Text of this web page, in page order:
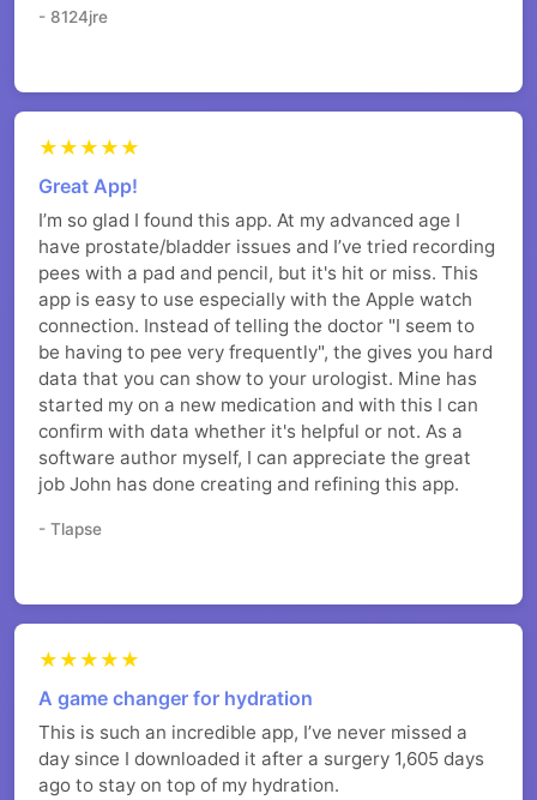
- 8124jre
★★★★★
Great App!
I’m so glad I found this app. At my advanced age I
have prostate/bladder issues and I’ve tried recording
pees with a pad and pencil, but it's hit or miss. This
app is easy to use especially with the Apple watch
connection. Instead of telling the doctor "I seem to
be having to pee very frequently", the gives you hard
data that you can show to your urologist. Mine has
started my on a new medication and with this I can
confirm with data whether it's helpful or not. As a
software author myself, I can appreciate the great
job John has done creating and refining this app.
- Tlapse
★★★★★
A game changer for hydration
This is such an incredible app, I’ve never missed a
day since I downloaded it after a surgery 1,605 days
ago to stay on top of my hydration.